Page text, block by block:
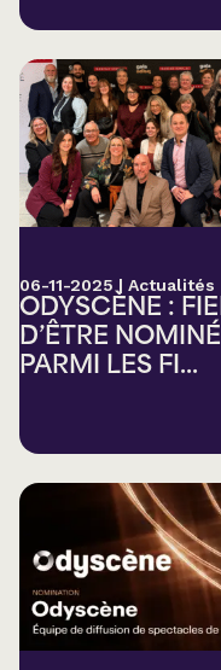
06-11-2025 | Actualités
ODYSCÈNE :
D’ÊTRE NOMINÉ
PARMI LES FI...